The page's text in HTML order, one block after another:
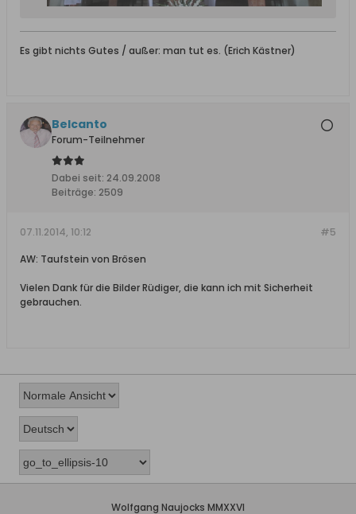
Es gibt nichts Gutes / außer: man tut es. (Erich Kästner)
Belcanto
Forum-Teilnehmer
Dabei seit: 24.09.2008
Beiträge: 2509
#5
07.11.2014, 10:12
AW: Taufstein von Brösen
Vielen Dank für die Bilder Rüdiger, die kann ich mit Sicherheit
gebrauchen.
Wolfgang Naujocks MMXXVI